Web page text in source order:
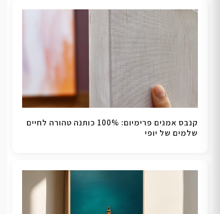
קנבס אמנים פרימיום: 100% כותנה טהורה לחיים
שלמים של יופי